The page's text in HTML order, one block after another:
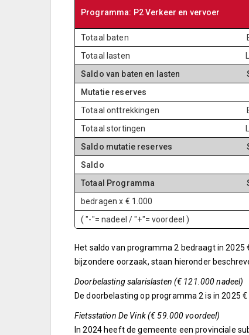
Programma: P2 Verkeer en vervoer
Totaal baten
Totaal lasten
Saldo van baten en lasten
Mutatie reserves
Totaal onttrekkingen
Totaal stortingen
Saldo mutatie reserves
Saldo
Totaal Programma
bedragen x € 1.000
( "-"= nadeel / "+"= voordeel )
Het saldo van programma 2 bedraagt in
bijzondere oorzaak, staan hieronder
Doorbelasting salarislasten (€ 121.000 nadeel)
De doorbelasting op programma 2 is in 2025
Fietsstation De Vink (€ 59.000 voordeel)
In 2024 heeft de gemeente een provinciale